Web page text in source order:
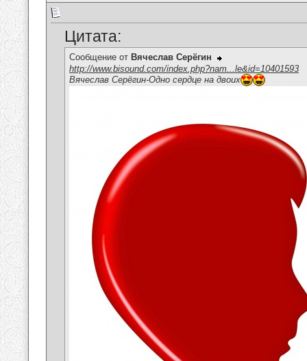
Цитата:
Сообщение от Вячеслав Серёгин
http://www.bisound.com/index.php?nam...le&id=10401593
Вячеслав Серёгин-Одно сердце на двоих